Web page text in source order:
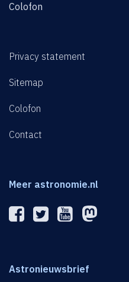
Colofon
Privacy statement
Sitemap
Colofon
Contact
Meer astronomie.nl
Astronieuwsbrief